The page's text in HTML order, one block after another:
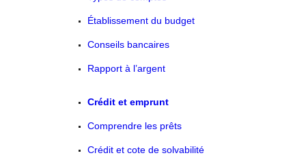
Établissement du budget
Conseils bancaires
Rapport à l’argent
Crédit et emprunt
Comprendre les prêts
Crédit et cote de solvabilité